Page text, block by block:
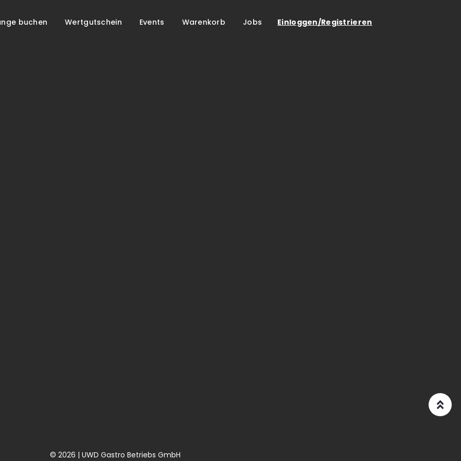
Einloggen/Registrieren
buchen Wertgutschein Events Warenkorb Jobs
© 2026 | UWD Gastro Betriebs GmbH